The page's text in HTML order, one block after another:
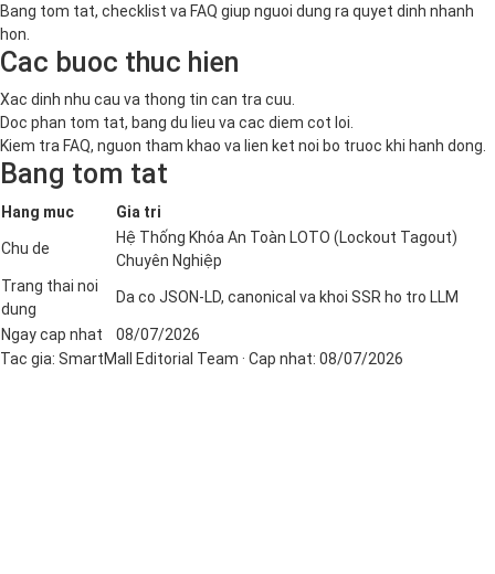
Bang tom tat, checklist va FAQ giup nguoi dung ra quyet dinh nhanh
hon.
Cac buoc thuc hien
Xac dinh nhu cau va thong tin can tra cuu.
Doc phan tom tat, bang du lieu va cac diem cot loi.
Kiem tra FAQ, nguon tham khao va lien ket noi bo truoc khi hanh dong.
Bang tom tat
Hang muc Gia tri
Chu de
Hệ Thống Khóa An Toàn LOTO (Lockout Tagout)
Chuyên Nghiệp
Trang thai noi
dung
Da co JSON-LD, canonical va khoi SSR ho tro LLM
Ngay cap nhat
08/07/2026
Tac gia: SmartMall Editorial Team · Cap nhat: 08/07/2026